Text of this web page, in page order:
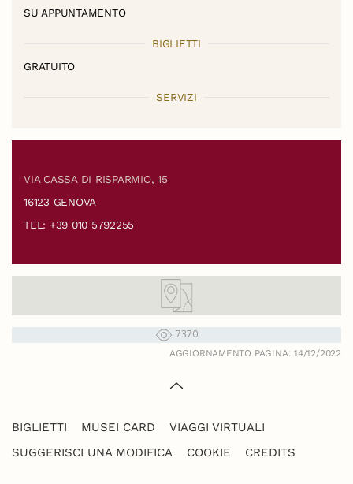
SU APPUNTAMENTO
BIGLIETTI
GRATUITO
SERVIZI
VIA CASSA DI RISPARMIO, 15
16123 GENOVA
TEL: +39 010 5792255
7370
AGGIORNAMENTO PAGINA: 14/12/2022
BIGLIETTI MUSEI CARD
VIAGGI VIRTUALI
SUGGERISCI UNA MODIFICA
COOKIE CREDITS